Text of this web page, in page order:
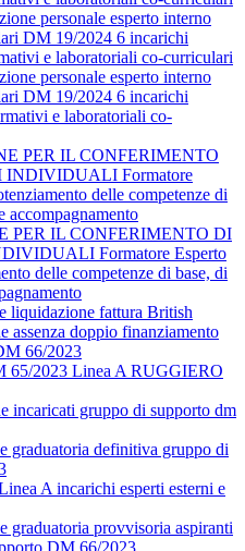
personale esperto interno
DM 19/2024 6 incarichi
e laboratoriali co-curriculari
personale esperto interno
DM 19/2024 6 incarichi
e laboratoriali co-
PER IL CONFERIMENTO
Formatore
delle competenze di
accompagnamento
PER IL CONFERIMENTO DI
Formatore Esperto
delle competenze di base, di
liquidazione fattura British
assenza doppio finanziamento
66/2023
65/2023 Linea A RUGGIERO
incaricati gruppo di supporto dm
graduatoria definitiva gruppo di
A incarichi esperti esterni e
graduatoria provvisoria aspiranti